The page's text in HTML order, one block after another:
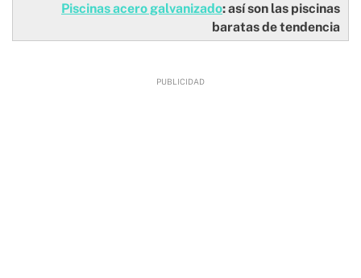
Piscinas acero galvanizado: así son las piscinas
baratas de tendencia